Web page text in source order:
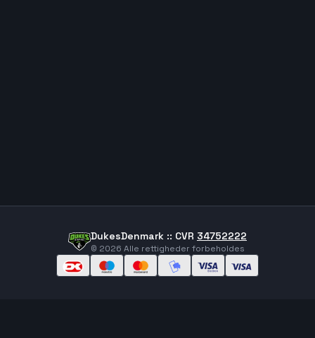
DukesDenmark :: CVR 34752222
© 2026 Alle rettigheder forbeholdes